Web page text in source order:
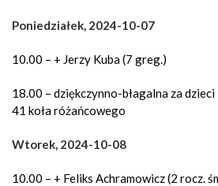
Poniedziałek, 2024-10-07
10.00 – + Jerzy Kuba (7 greg.)
18.00 – dziękczynno-błagalna za
41 koła różańcowego
Wtorek, 2024-10-08
10.00 – + Feliks Achramowicz (2 rocz.